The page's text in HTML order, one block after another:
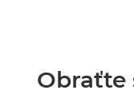
Obraťte